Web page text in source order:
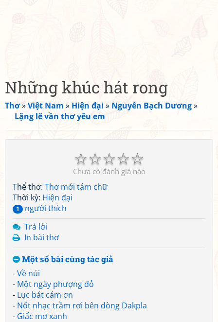
Những khúc hát rong
Thơ»Việt Nam » Hiện đại » Nguyễn Bạch Dương»
Lặng lẽ vần thơ yêu em
☆
☆
☆
☆
☆
Chưa có đánh giá nào
Thể thơ: Thơ mới tám chữ
Thời kỳ: Hiện đại
1
người thích
Trả lời
In bài thơ
Một số bài cùng tác giả
-Về núi
- Một ngày phượng đỏ
- Lục bát cám ơn
- Nốt nhạc trầm rơi bên dòng Dakpla
- Giấc mơ xanh